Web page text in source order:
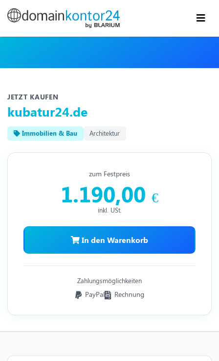
JETZT KAUFEN
kubatur24.de
Immobilien & Bau Architektur
zum Festpreis
1.190,00 €
inkl. USt.
In den Warenkorb
Zahlungsmöglichkeiten
PayPal Rechnung